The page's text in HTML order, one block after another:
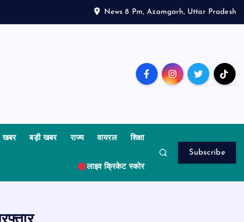
News 8 Pm, Azamgarh, Uttar Pradesh
खबर बड़ी खबर राज्य वायरल शिक्षा
लाइव क्रिकेट स्कोर
Subscribe